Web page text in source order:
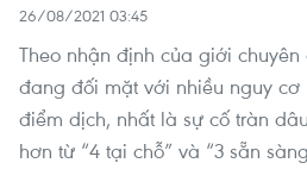
26/08/2021 03:45
Theo nhận định của giới
đang đối mặt với nhiều nguy cơ
điểm dịch, nhất là sự cố tràn
hơn từ “4 tại chỗ” và “3 sẵn